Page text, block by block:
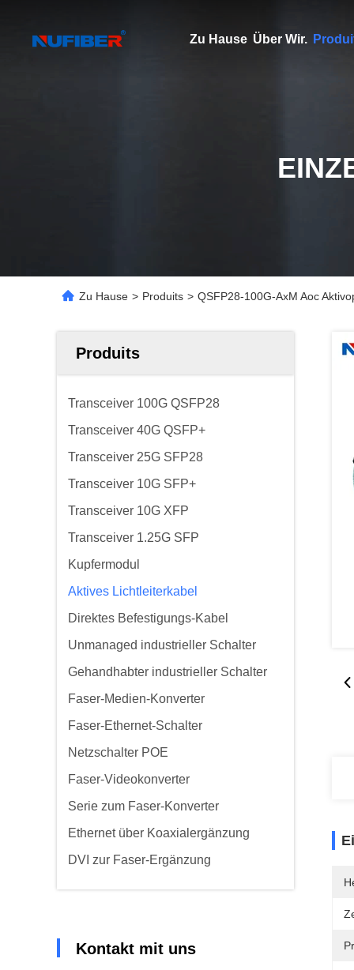
Zu Hause Über Wir.
Zu Hause > Produits > QSFP28-100G-AxM Aoc
Produits
Transceiver 100G QSFP28
Transceiver 40G QSFP+
Transceiver 25G SFP28
Transceiver 10G SFP+
Transceiver 10G XFP
Transceiver 1.25G SFP
Kupfermodul
Aktives Lichtleiterkabel
Direktes Befestigungs-Kabel
Unmanaged industrieller Schalter
Gehandhabter industrieller Schalter
Faser-Medien-Konverter
Faser-Ethernet-Schalter
Netzschalter POE
Faser-Videokonverter
Serie zum Faser-Konverter
Ethernet über Koaxialergänzung
DVI zur Faser-Ergänzung
Kontakt mit uns